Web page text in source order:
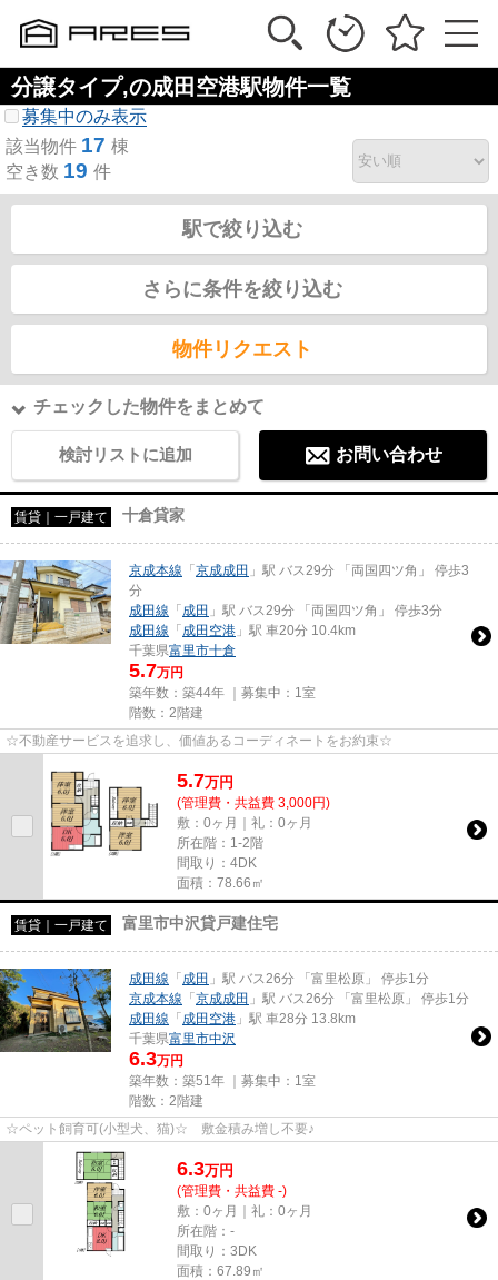
分譲タイプ,の成田空港駅物件一覧
募集中のみ表示
該当物件 17 棟
空き数 19 件
駅で絞り込む
さらに条件を絞り込む
物件リクエスト
チェックした物件をまとめて
検討リストに追加 お問い合わせ
賃貸｜一戸建て 十倉貸家
京成本線 「京成成田 」駅 バス29分 「両国四ツ角」 停歩3
分
成田線 「成田 」駅 バス29分 「両国四ツ角」 停歩3分
成田線 「成田空港 」駅 車20分 10.4km
千葉県富里市十倉
5.7万円
築年数：築44年 ｜募集中： 1室
階数：2階建
☆不動産サービスを追求し、価値あるコーディネートをお約束☆
5.7万円
(管理費・共益費 3,000円)
敷：0ヶ月｜礼：0ヶ月
所在階：1-2階
間取り：4DK
面積：78.66㎡
賃貸｜一戸建て 富里市中沢貸戸建住宅
成田線 「成田 」駅 バス26分 「富里松原」 停歩1分
京成本線 「京成成田 」駅 バス26分 「富里松原」 停歩1分
成田線 「成田空港 」駅 車28分 13.8km
千葉県富里市中沢
6.3万円
築年数：築51年 ｜募集中： 1室
階数：2階建
☆ペット飼育可(小型犬、猫)☆ 敷金積み増し不要♪
6.3万円
(管理費・共益費 -)
敷：0ヶ月｜礼：0ヶ月
所在階：-
間取り：3DK
面積：67.89㎡